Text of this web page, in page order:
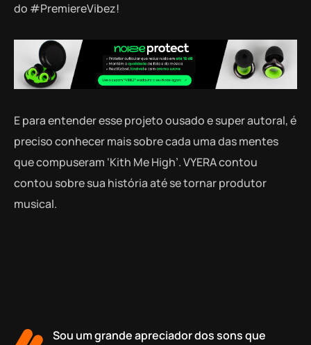
do #PremiereVibez!
E para entender esse projeto ousado e super autoral, é
preciso conhecer mais sobre cada uma das mentes
que compuseram ‘Kith Me High’. VYERA contou
contou sobre sua história até se tornar produtor
musical.
Sou um grande apreciador dos sons que